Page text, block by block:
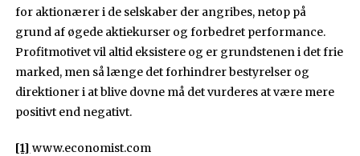
for aktionærer i de selskaber der angribes, netop på
grund af øgede aktiekurser og forbedret performance.
Profitmotivet vil altid eksistere og er grundstenen i det frie
marked, men så længe det forhindrer bestyrelser og
direktioner i at blive dovne må det vurderes at være mere
positivt end negativt.
[1] www.economist.com